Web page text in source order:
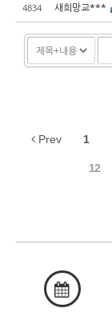
4834 새희망교***
Prev 1
12